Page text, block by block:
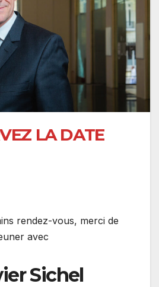
LA DATE
rendez-vous, merci de
avec
Sichel